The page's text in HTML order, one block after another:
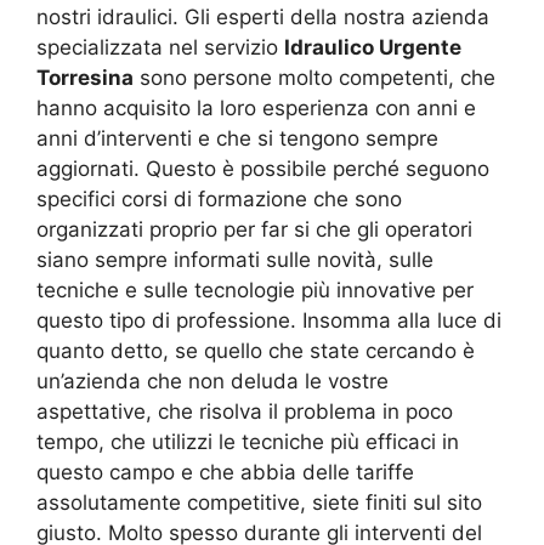
nostri idraulici. Gli esperti della nostra azienda
specializzata nel servizio Idraulico Urgente
Torresina sono persone molto competenti, che
hanno acquisito la loro esperienza con anni e
anni d’interventi e che si tengono sempre
aggiornati. Questo è possibile perché seguono
specifici corsi di formazione che sono
organizzati proprio per far si che gli operatori
siano sempre informati sulle novità, sulle
tecniche e sulle tecnologie più innovative per
questo tipo di professione. Insomma alla luce di
quanto detto, se quello che state cercando è
un’azienda che non deluda le vostre
aspettative, che risolva il problema in poco
tempo, che utilizzi le tecniche più efficaci in
questo campo e che abbia delle tariffe
assolutamente competitive, siete finiti sul sito
giusto. Molto spesso durante gli interventi del